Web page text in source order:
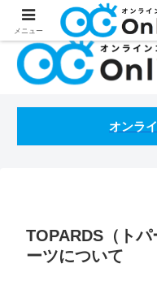
処方箋不要のコンタクト
オンラ
TOPARDS（ト
ーツについて
メニュー